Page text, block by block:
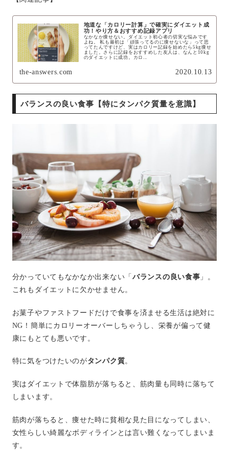
地道な「カロリー計算」で確実にダイエット成
功！やり方＆おすすめ記録アプリ
なかなか痩せない。ダイエット初心者の切実な悩みです
よね。 私も最初は「頑張ってるのに痩せないな」って思
ってたんですけど、実はカロリー記録を始めたら5kg痩せ
ました。さらに記録をおすすめした友人は、なんと10kg
のダイエットに成功。カロ...
the-answers.com 2020.10.13
バランスの良い食事【特にタンパク質量を意識】
分かっていてもなかなか出来ない「 バランスの良い食事 」。
これもダイエットに欠かせません。
お菓子やファストフードだけで食事を済ませる生活は絶対に
NG！簡単にカロリーオーバーしちゃうし、栄養が偏って健
康にもとても悪いです。
特に気をつけたいのがタンパク質。
実はダイエットで体脂肪が落ちると、筋肉量も同時に落ちて
しまいます。
筋肉が落ちると、痩せた時に貧相な見た目になってしまい、
女性らしい綺麗なボディラインとは言い難くなってしまいま
す。